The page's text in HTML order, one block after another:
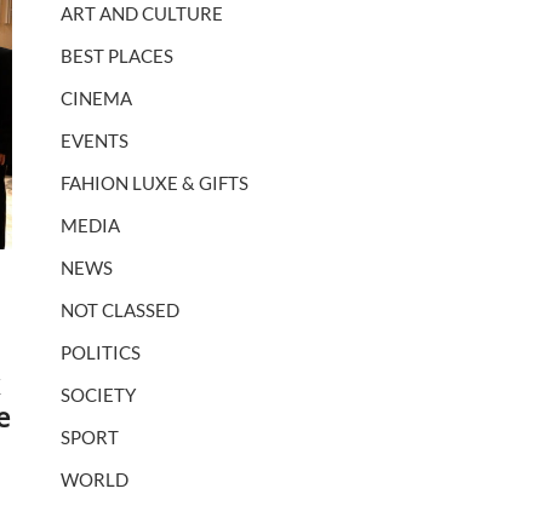
ART AND CULTURE
BEST PLACES
CINEMA
EVENTS
FAHION LUXE & GIFTS
MEDIA
NEWS
NOT CLASSED
POLITICS
SOCIETY
SPORT
WORLD